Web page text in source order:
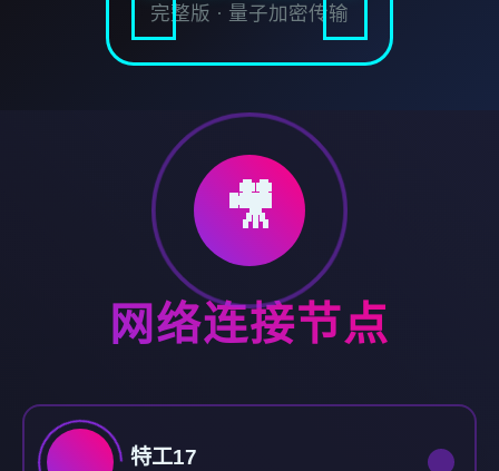
完整版 · 量子加密传输
🎥
网络连接节点
特工17